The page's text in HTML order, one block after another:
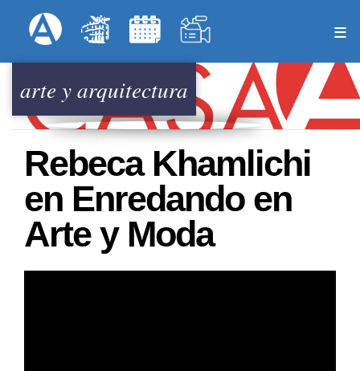
al
principal
Menú Superior
arte y arquitectura
Rebeca Khamlichi
en Enredando en
Arte y Moda